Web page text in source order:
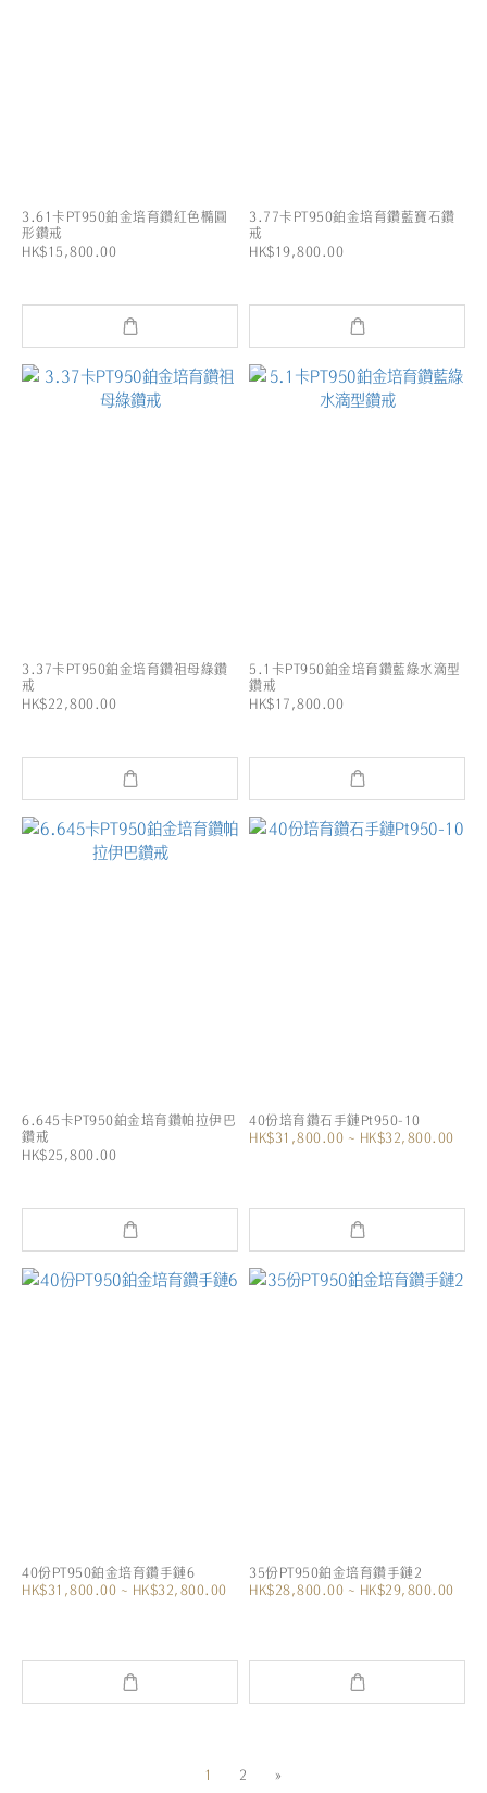
3.61卡PT950鉑金培育鑽紅色橢圓
形鑽戒
HK$15,800.00
3.77卡PT950鉑金培育鑽藍寶石鑽
戒
HK$19,800.00
3.37卡PT950鉑金培育鑽祖母綠鑽
戒
HK$22,800.00
5.1卡PT950鉑金培育鑽藍綠水滴型
鑽戒
HK$17,800.00
6.645卡PT950鉑金培育鑽帕拉伊巴
鑽戒
HK$25,800.00
40份培育鑽石手鏈Pt950-10
HK$31,800.00 ~ HK$32,800.00
40份PT950鉑金培育鑽手鏈6
HK$31,800.00 ~ HK$32,800.00
35份PT950鉑金培育鑽手鏈2
HK$28,800.00 ~ HK$29,800.00
1 2 »